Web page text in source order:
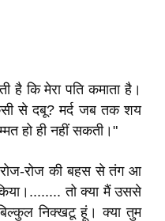
है कि मेरा पति कमाता है।
से दबू? मर्द जब तक शय
हो ही नहीं सकती।"
रोज की बहस से तंग आ
तो क्या मैं उससे
निक्खटू हूं। क्या तुम